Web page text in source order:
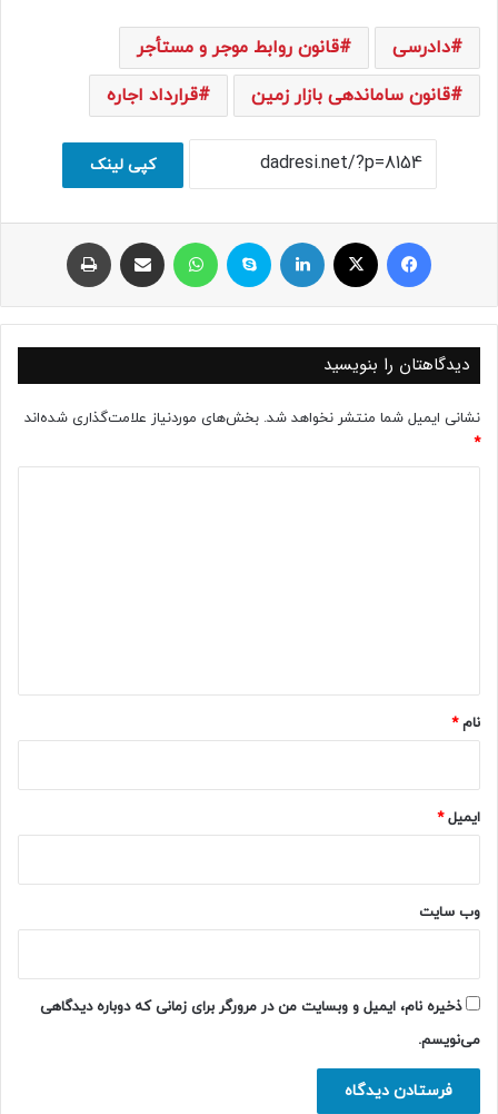
دادرسی
قانون روابط موجر و مستأجر
قانون ساماندهی بازار زمین
قرارداد اجاره
کپی لینک
فیسبوک ایکس لینکداین اسکایپ واتس آپ اشتراک با ایمیل
دیدگاهتان را بنویسید
نشانی ایمیل شما منتشر نخواهد شد. بخش‌های موردنیاز علامت‌گذاری شده‌اند
*
نام*
ایمیل*
وب‌ سایت
ذخیره نام، ایمیل و وبسایت من در مرورگر برای زمانی که دوباره دیدگاهی
می‌نویسم.